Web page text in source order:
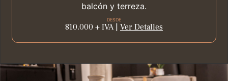
balcón y terreza.
DESDE
810.000 + IVA | Ver Detalles